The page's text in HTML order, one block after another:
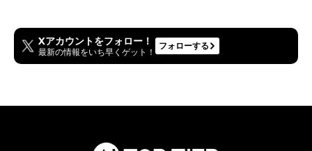
Xアカウントをフォロー！
最新の情報をいち早くゲット！
フォローする